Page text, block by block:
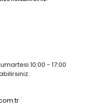
10:00 - 17:00